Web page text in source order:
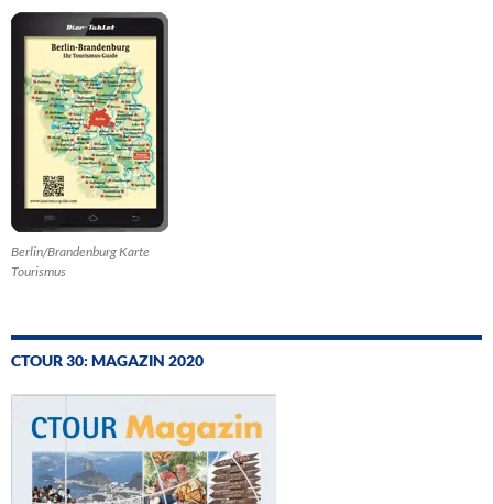
Berlin/Brandenburg Karte
Tourismus
CTOUR 30: MAGAZIN 2020